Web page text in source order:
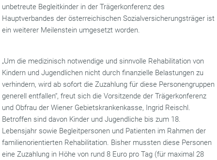
unbetreute Begleitkinder in der Trägerkonferenz des
Hauptverbandes der österreichischen Sozialversicherungsträger ist
ein weiterer Meilenstein umgesetzt worden.
„Um die medizinisch notwendige und sinnvolle Rehabilitation von
Kindern und Jugendlichen nicht durch finanzielle Belastungen zu
verhindern, wird ab sofort die Zuzahlung für diese Personengruppen
generell entfallen“, freut sich die Vorsitzende der Trägerkonferenz
und Obfrau der Wiener Gebietskrankenkasse, Ingrid Reischl.
Betroffen sind davon Kinder und Jugendliche bis zum 18.
Lebensjahr sowie Begleitpersonen und Patienten im Rahmen der
familienorientierten Rehabilitation. Bisher mussten diese Personen
eine Zuzahlung in Höhe von rund 8 Euro pro Tag (für maximal 28